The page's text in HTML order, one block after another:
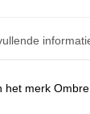
het merk